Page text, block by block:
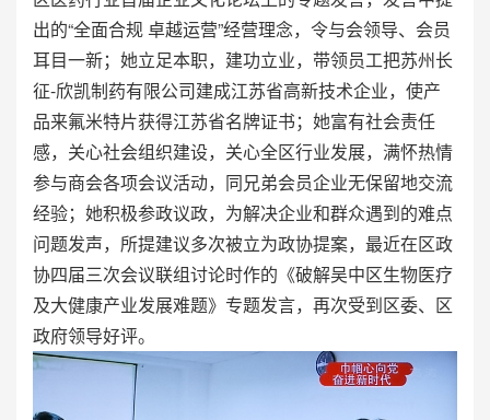
出的“全面合规 卓越运营”经营理念，令与会领导、会员
耳目一新；她立足本职，建功立业，带领员工把苏州长
征-欣凯制药有限公司建成江苏省高新技术企业，使产
品来氟米特片获得江苏省名牌证书；她富有社会责任
感，关心社会组织建设，关心全区行业发展，满怀热情
参与商会各项会议活动，同兄弟会员企业无保留地交流
经验；她积极参政议政，为解决企业和群众遇到的难点
问题发声，所提建议多次被立为政协提案，最近在区政
协四届三次会议联组讨论时作的《破解吴中区生物医疗
及大健康产业发展难题》专题发言，再次受到区委、区
政府领导好评。